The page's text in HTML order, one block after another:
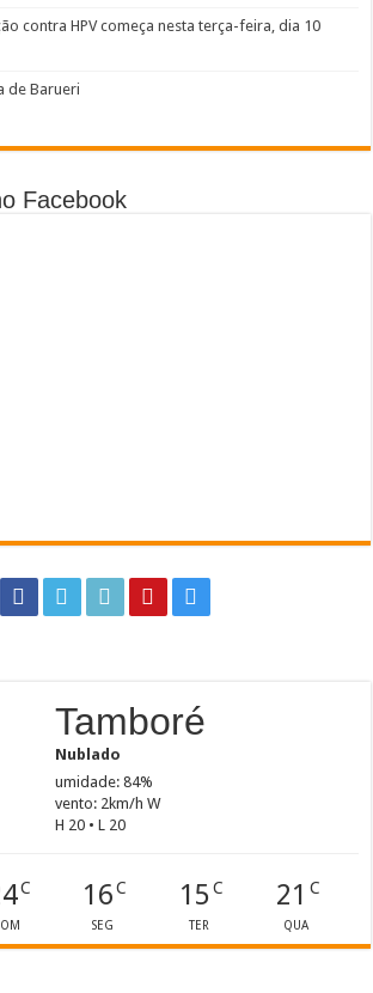
contra HPV começa nesta terça-feira, dia 10
de Barueri
Facebook
Tamboré
Nublado
umidade: 84%
vento: 2km/h W
H 20 • L 20
C 16 C
SEG
15C
TER
21 C
QUA